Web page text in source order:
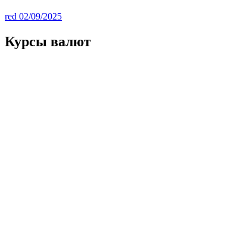
red 02/09/2025
Курсы валют